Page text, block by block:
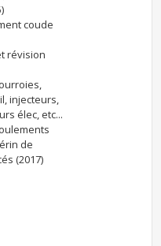
coude
révision
injecteurs,
élec, etc...
de
(2017)